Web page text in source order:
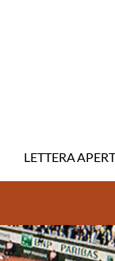
LETTERA